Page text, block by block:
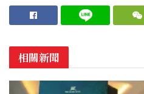
相關新聞